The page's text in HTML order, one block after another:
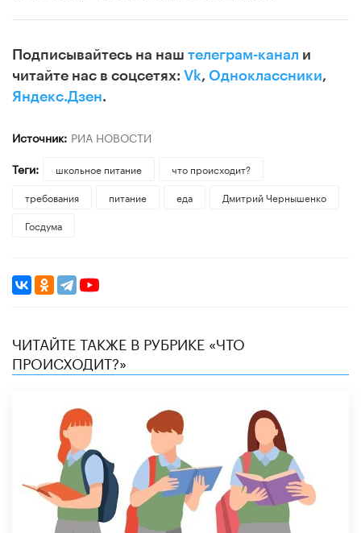
Подписывайтесь на наш телеграм-канал и
читайте нас в соцсетях: Vk, Одноклассники,
Яндекс.Дзен.
Источник: РИА НОВОСТИ
Теги:
школьное питание
что происходит?
требования
питание еда
Дмитрий Чернышенко
Госдума
ЧИТАЙТЕ ТАКЖЕ В РУБРИКЕ «ЧТО
ПРОИСХОДИТ?»